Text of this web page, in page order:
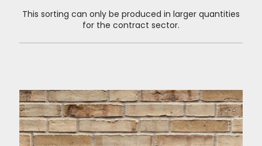
This sorting can only be produced in larger quantities
for the contract sector.